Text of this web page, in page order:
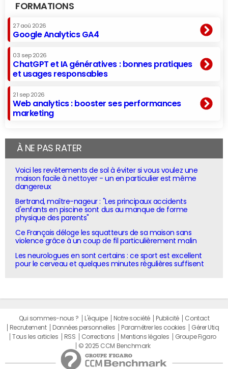
FORMATIONS
27 aoû 2026
Google Analytics GA4
03 sep 2026
ChatGPT et IA génératives : bonnes pratiques
et usages responsables
21 sep 2026
Web analytics : booster ses performances
marketing
À NE PAS RATER
Voici les revêtements de sol à éviter si vous voulez une
maison facile à nettoyer - un en particulier est même
dangereux
Bertrand, maître-nageur : "Les principaux accidents
d'enfants en piscine sont dus au manque de forme
physique des parents"
Ce Français déloge les squatteurs de sa maison sans
violence grâce à un coup de fil particulièrement malin
Les neurologues en sont certains : ce sport est excellent
pour le cerveau et quelques minutes régulières suffisent
Qui sommes-nous ? L'équipe Notre société Publicité
Contact
Recrutement
Données personnelles Paramétrer les cookies
Gérer Utiq
Tous les articles
RSS Corrections Mentions légales
Groupe Figaro
© 2025 CCM Benchmark